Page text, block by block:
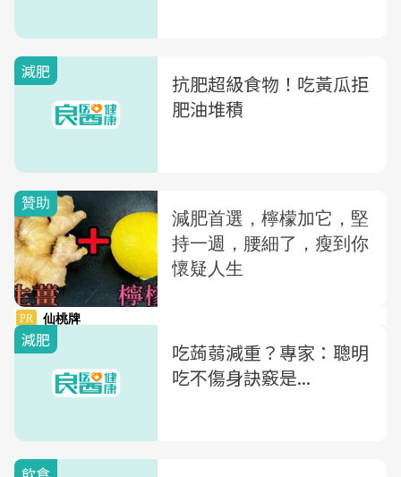
減肥
抗肥超級食物！吃黃瓜拒
肥油堆積
減肥
吃蒟蒻減重？專家：聰明
吃不傷身訣竅是...